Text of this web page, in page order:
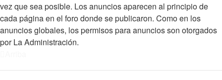
vez que sea posible. Los anuncios aparecen al principio de
cada página en el foro donde se publicaron. Como en los
anuncios globales, los permisos para anuncios son otorgados
por La Administración.